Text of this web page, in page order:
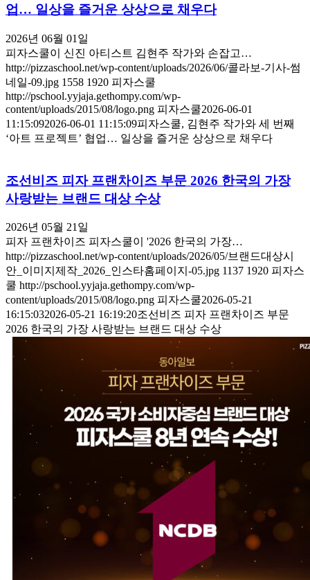
업… 일상을 즐거운 상상으로 채우다
2026년 06월 01일
피자스쿨이 신진 아티스트 김현주 작가와 손잡고…
http://pizzaschool.net/wp-content/uploads/2026/06/콜라보-기사-썸
네일-09.jpg 1558 1920 피자스쿨
http://pschool.yyjaja.gethompy.com/wp-
content/uploads/2015/08/logo.png 피자스쿨2026-06-01
11:15:092026-06-01 11:15:09피자스쿨, 김현주 작가와 세 번째
‘아트 프로젝트’ 협업… 일상을 즐거운 상상으로 채우다
조선비즈 피자 프랜차이즈 부문 2026 한국의 가장
사랑받는 브랜드 대상 수상
2026년 05월 21일
피자 프랜차이즈 피자스쿨이 '2026 한국의 가장…
http://pizzaschool.net/wp-content/uploads/2026/05/브랜드대상시
안_이미지제작_2026_인스타홈페이지-05.jpg 1137 1920 피자스
쿨 http://pschool.yyjaja.gethompy.com/wp-
content/uploads/2015/08/logo.png 피자스쿨2026-05-21
16:15:032026-05-21 16:19:20조선비즈 피자 프랜차이즈 부문
2026 한국의 가장 사랑받는 브랜드 대상 수상